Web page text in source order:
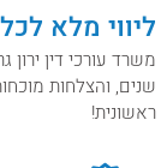
ליווי מלא
משרד עורכי דין
שנים, והצלחות
ראשונית!